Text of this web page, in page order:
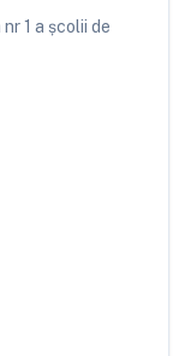
1 a școlii de